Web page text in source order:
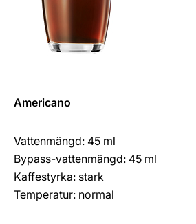
Americano
Vattenmängd: 45 ml
Bypass-vattenmängd: 45 ml
Kaffestyrka: stark
Temperatur: normal